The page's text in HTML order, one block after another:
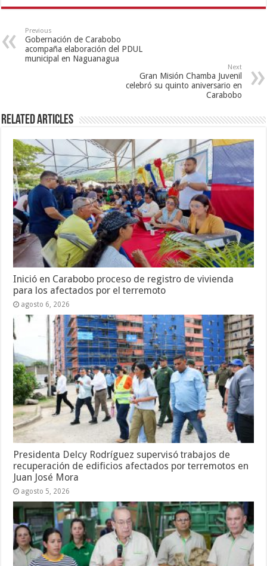
Previous
Gobernación de Carabobo
acompaña elaboración del PDUL
municipal en Naguanagua
Next
Gran Misión Chamba Juvenil
celebró su quinto aniversario en
Carabobo
Related Articles
Inició en Carabobo proceso de registro de vivienda
para los afectados por el terremoto
agosto 6, 2026
Presidenta Delcy Rodríguez supervisó trabajos de
recuperación de edificios afectados por terremotos en
Juan José Mora
agosto 5, 2026